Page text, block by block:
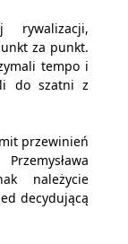
rywalizacji,
za punkt.
tempo i
do szatni z
przewinień
należycie
decydującą